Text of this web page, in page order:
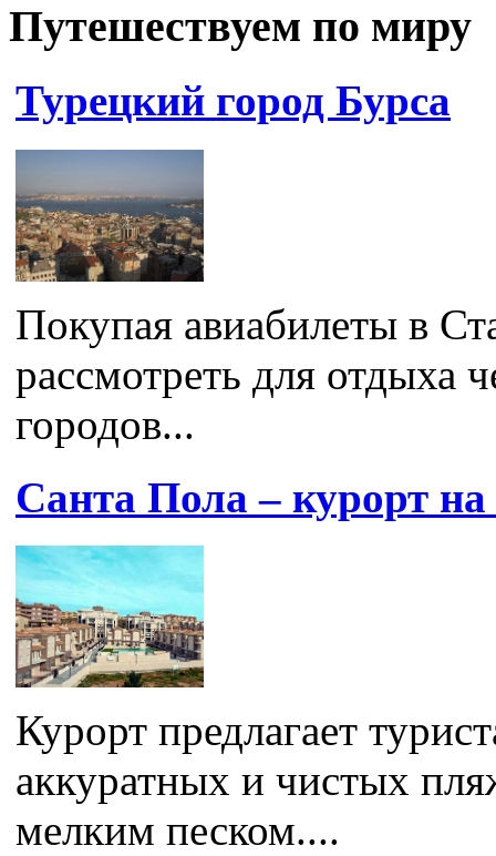
Путешествуем по миру
Турецкий город Бурса
Покупая авиабилеты в
рассмотреть для отдыха
городов...
Санта Пола – курорт
Курорт предлагает
аккуратных и чистых
мелким песком....